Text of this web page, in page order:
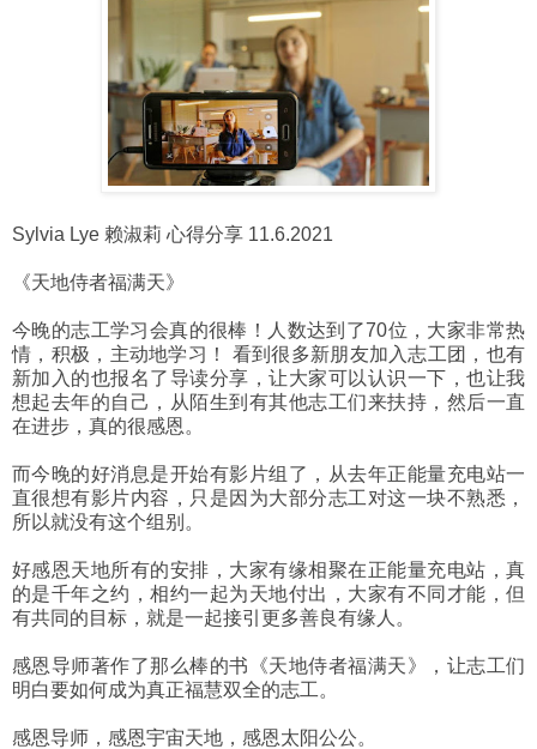
Sylvia Lye 赖淑莉 心得分享 11.6.2021
《天地侍者福满天》
今晚的志工学习会真的很棒！人数达到了70位，大家非常热
情，积极，主动地学习！ 看到很多新朋友加入志工团，也有
新加入的也报名了导读分享，让大家可以认识一下，也让我
想起去年的自己，从陌生到有其他志工们来扶持，然后一直
在进步，真的很感恩。
而今晚的好消息是开始有影片组了，从去年正能量充电站一
直很想有影片内容，只是因为大部分志工对这一块不熟悉，
所以就没有这个组别。
好感恩天地所有的安排，大家有缘相聚在正能量充电站，真
的是千年之约，相约一起为天地付出，大家有不同才能，但
有共同的目标，就是一起接引更多善良有缘人。
感恩导师著作了那么棒的书《天地侍者福满天》，让志工们
明白要如何成为真正福慧双全的志工。
感恩导师，感恩宇宙天地，感恩太阳公公。